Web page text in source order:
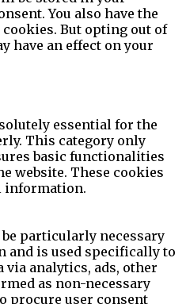
You also have the
But opting out of
have an effect on your
essential for the
This category only
basic functionalities
website. These cookies
information.
particularly necessary
and is used specifically to
via analytics, ads, other
as non-necessary
procure user consent